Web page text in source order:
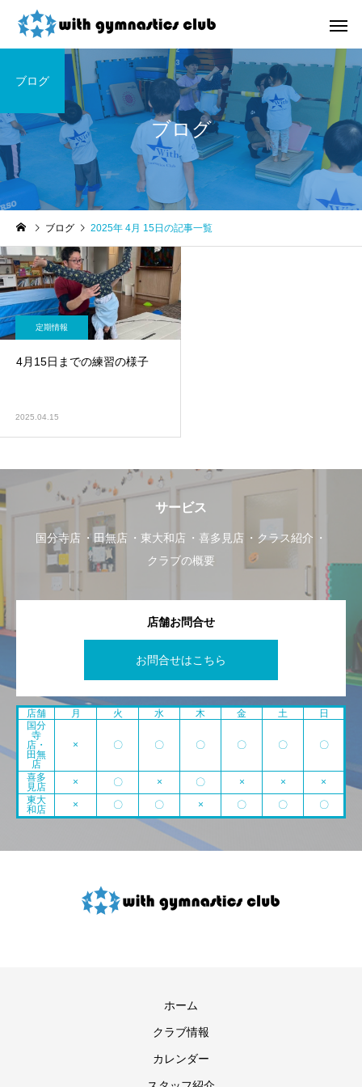
お知らせ
令和8年度未就園児クラス
新規会員様募集中！
未分類
ウィズ体操クラブ技紹
ブログ
ブログ
ブログ 2025年 4月 15日の記事一覧
定期情報
4月15日までの練習の様子
2025.04.15
サービス
国分寺店 田無店 東大和店 喜多見店
クラス紹介
クラブの概要
店舗お問合せ
お問合せはこちら
店舗 月 火 水 木 金 土
日
国分
寺
店・
田無
店
× 〇 〇 〇 〇 〇 〇
喜多
見店
× 〇 × 〇 × ×
×
東大
和店
× 〇 〇 × 〇 〇 〇
ホーム
クラブ情報
カレンダー